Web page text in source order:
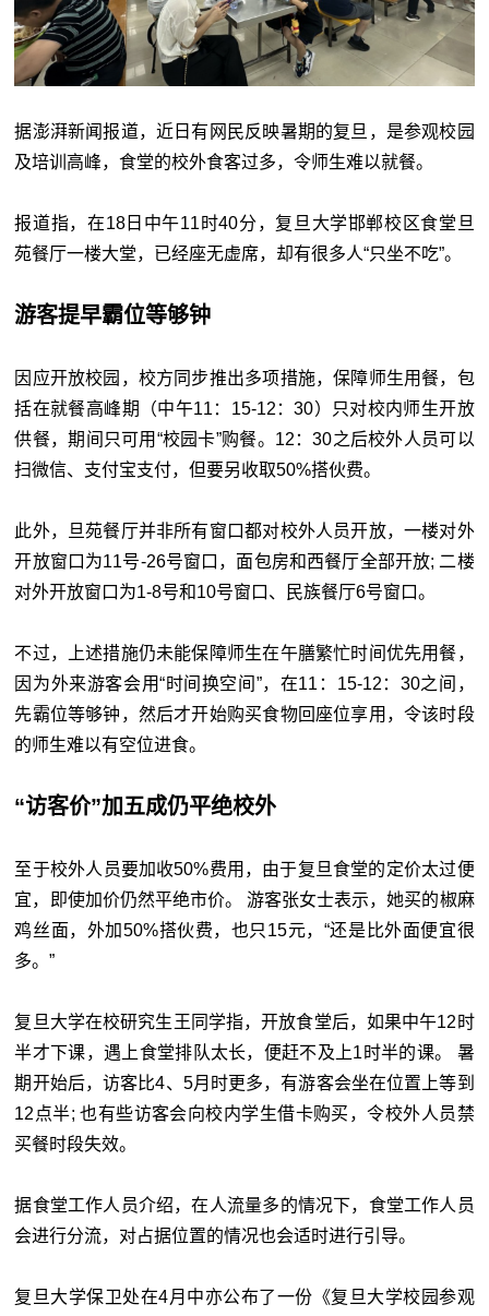
据澎湃新闻报道，近日有网民反映暑期的复旦，是参观校园
及培训高峰，食堂的校外食客过多，令师生难以就餐。
报道指，在18日中午11时40分，复旦大学邯郸校区食堂旦
苑餐厅一楼大堂，已经座无虚席，却有很多人“只坐不吃”。
游客提早霸位等够钟
因应开放校园，校方同步推出多项措施，保障师生用餐，包
括在就餐高峰期（中午11：15-12：30）只对校内师生开放
供餐，期间只可用“校园卡”购餐。12：30之后校外人员可以
扫微信、支付宝支付，但要另收取50%搭伙费。
此外，旦苑餐厅并非所有窗口都对校外人员开放，一楼对外
开放窗口为11号-26号窗口，面包房和西餐厅全部开放; 二楼
对外开放窗口为1-8号和10号窗口、民族餐厅6号窗口。
不过，上述措施仍未能保障师生在午膳繁忙时间优先用餐，
因为外来游客会用“时间换空间”，在11：15-12：30之间，
先霸位等够钟，然后才开始购买食物回座位享用，令该时段
的师生难以有空位进食。
“访客价”加五成仍平绝校外
至于校外人员要加收50%费用，由于复旦食堂的定价太过便
宜，即使加价仍然平绝市价。 游客张女士表示，她买的椒麻
鸡丝面，外加50%搭伙费，也只15元，“还是比外面便宜很
多。”
复旦大学在校研究生王同学指，开放食堂后，如果中午12时
半才下课，遇上食堂排队太长，便赶不及上1时半的课。 暑
期开始后，访客比4、5月时更多，有游客会坐在位置上等到
12点半; 也有些访客会向校内学生借卡购买，令校外人员禁
买餐时段失效。
据食堂工作人员介绍，在人流量多的情况下，食堂工作人员
会进行分流，对占据位置的情况也会适时进行引导。
复旦大学保卫处在4月中亦公布了一份《复旦大学校园参观